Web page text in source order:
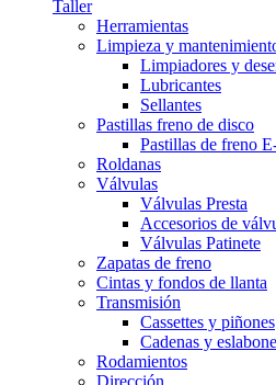
Taller
Herramientas
Limpieza y
Limpiadores y
Lubricantes
Sellantes
Pastillas freno de disco
Pastillas de freno
Roldanas
Válvulas
Válvulas Presta
Accesorios de
Válvulas Patinete
Zapatas de freno
Cintas y fondos de llanta
Transmisión
Cassettes y piñones
Cadenas y
Rodamientos
Dirección